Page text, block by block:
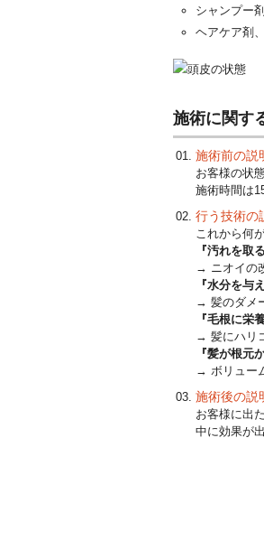
シャンプー
ヘアケア剤
施術に関す
施術前の説
お客様の状
施術時間は
行う技術の
これから何
『汚れを取
→ ニオイの
『水分を与
→ 髪のダメ
『毛根に栄
→ 髪にハリ
『髪が根元
→ ボリュー
施術後の説
お客様に出
中に効果が